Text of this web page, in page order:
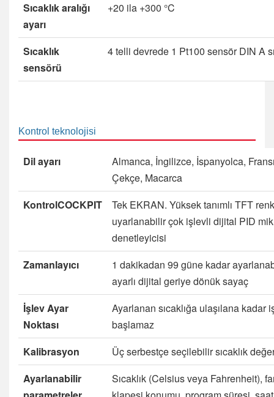
Sıcaklık aralığı
ayarı
+20 ila +300 °C
Sıcaklık
sensörü
4 telli devrede 1 Pt100 sensör DIN A
Kontrol teknolojisi
Dil ayarı
Almanca, İngilizce, İspanyolca,
Çekçe, Macarca
KontrolCOCKPIT
Tek EKRAN. Yüksek tanımlı TFT
uyarlanabilir çok işlevli dijital PID
denetleyicisi
Zamanlayıcı
1 dakikadan 99 güne kadar
ayarlı dijital geriye dönük sayaç
İşlev Ayar
Noktası
Ayarlanan sıcaklığa ulaşılana kadar
başlamaz
Kalibrasyon
Üç serbestçe seçilebilir sıcaklık
Ayarlanabilir
Sıcaklık (Celsius veya Fahrenheit),